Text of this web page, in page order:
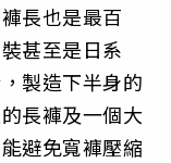
長也是最百
甚至是日系
製造下半身的
長褲及一個大
避免寬褲壓縮